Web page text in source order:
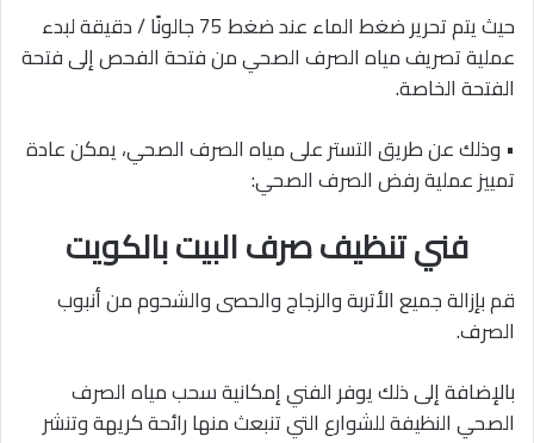
حيث يتم تحرير ضغط الماء عند ضغط 75 جالونًا / دقيقة لبدء
عملية تصريف مياه الصرف الصحي من فتحة الفحص إلى فتحة
الفتحة الخاصة.
• وذلك عن طريق التستر على مياه الصرف الصحي، يمكن عادة
تمييز عملية رفض الصرف الصحي:
فنيتنظيف صرف البيت بالكويت
قم بإزالة جميع الأتربة والزجاج والحصى والشحوم من أنبوب
الصرف.
بالإضافة إلى ذلك يوفر الفني إمكانية سحب مياه الصرف
الصحي النظيفة للشوارع التي تنبعث منها رائحة كريهة وتنشر